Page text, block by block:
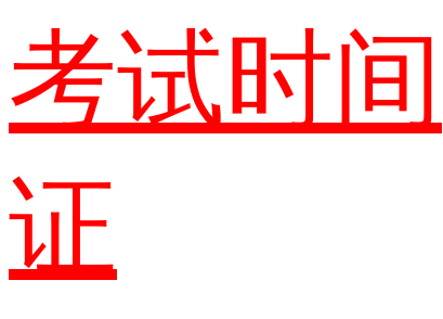
考试时间
证